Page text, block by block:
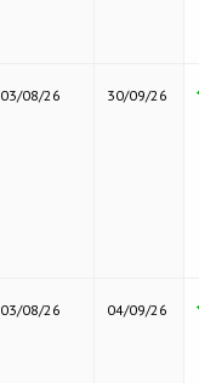
03/08/26 30/09/26
03/08/26 04/09/26